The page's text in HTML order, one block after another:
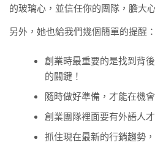
的玻璃心，並信任你的團隊，膽大
另外，她也給我們幾個簡單的提醒：
創業時最重要的是找到背
的關鍵！
隨時做好準備，才能在機
創業團隊裡面要有外語人
抓住現在最新的行銷趨勢